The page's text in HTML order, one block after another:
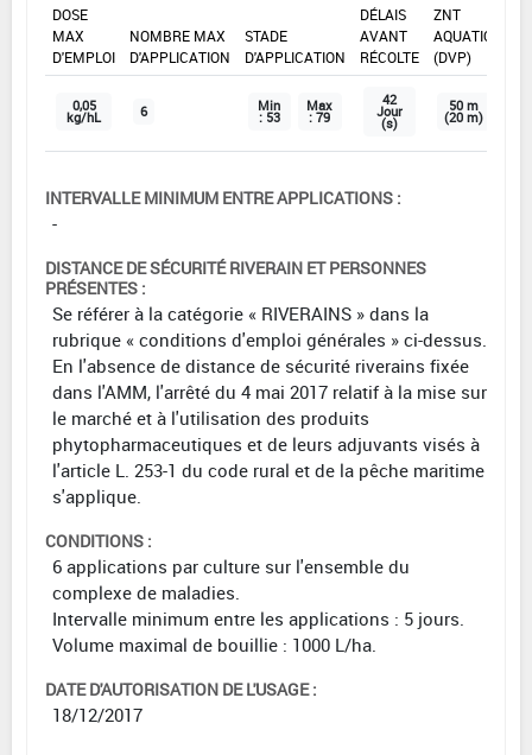
DOSE
MAX
D'EMPLOI
NOMBRE MAX
D'APPLICATION
STADE
D'APPLICATION
DÉLAIS
AVANT
RÉCOLTE
ZNT
AQUATIQUE
(DVP)
0,05
kg/hL 6 Min
: 53
Max
: 79
42
Jour
(s)
50 m
(20 m)
INTERVALLE MINIMUM ENTRE APPLICATIONS :
-
DISTANCE DE SÉCURITÉ RIVERAIN ET PERSONNES
PRÉSENTES :
Se référer à la catégorie « RIVERAINS » dans la
rubrique « conditions d'emploi générales » ci-dessus.
En l'absence de distance de sécurité riverains fixée
dans l'AMM, l'arrêté du 4 mai 2017 relatif à la mise sur
le marché et à l'utilisation des produits
phytopharmaceutiques et de leurs adjuvants visés à
l'article L. 253-1 du code rural et de la pêche maritime
s'applique.
CONDITIONS :
6 applications par culture sur l'ensemble du
complexe de maladies.
Intervalle minimum entre les applications : 5 jours.
Volume maximal de bouillie : 1000 L/ha.
DATE D'AUTORISATION DE L'USAGE :
18/12/2017